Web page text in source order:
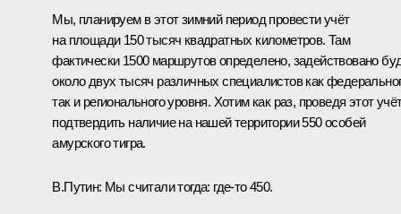
Мы, планируем в этот зимний период провести учёт
на площади 150 тысяч квадратных километров. Там
фактически 1500 маршрутов определено, задействовано
около двух тысяч различных специалистов как
так и регионального уровня. Хотим как раз, проведя этот
подтвердить наличие на нашей территории 550 особей
амурского тигра.
В.Путин: Мы считали тогда: где‑то 450.